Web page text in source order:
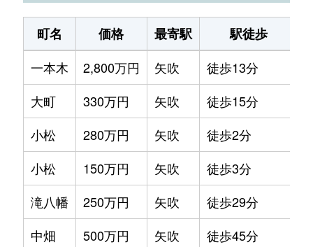
町名 価格 最寄駅 駅徒歩
一本木
2,800万円 矢吹 徒歩13分
大町
330万円 矢吹 徒歩15分
小松
280万円 矢吹 徒歩2分
小松
150万円 矢吹 徒歩3分
滝八幡
250万円 矢吹 徒歩29分
中畑
500万円 矢吹 徒歩45分